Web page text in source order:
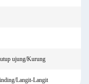
ujung/Kurung
Langit-Langit